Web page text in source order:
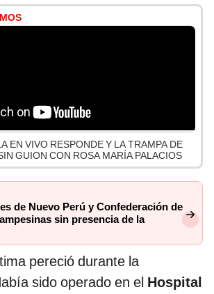
EN VIVO RESPONDE Y LA TRAMPA DE
GUION CON ROSA MARÍA PALACIOS
de Nuevo Perú y Confederación de
sin presencia de la
pereció durante la
sido operado en el Hospital